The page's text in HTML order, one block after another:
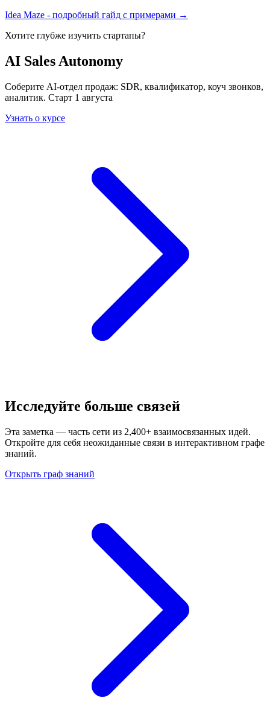
Idea Maze - подробный гайд с примерами →
Хотите глубже изучить стартапы?
AI Sales Autonomy
Соберите AI-отдел продаж: SDR, квалификатор, коуч звонков,
аналитик. Старт 1 августа
Узнать о курсе
Исследуйте больше связей
Эта заметка — часть сети из 2,400+ взаимосвязанных идей.
Откройте для себя неожиданные связи в интерактивном графе
знаний.
Открыть граф знаний